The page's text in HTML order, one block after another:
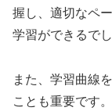
握し、適切なペ
学習ができるでし
また、学習曲線
ことも重要です